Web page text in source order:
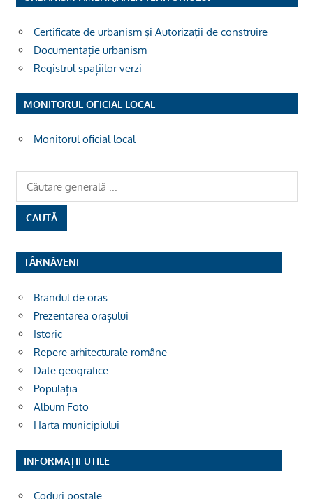
Certificate de urbanism și Autorizații de construire
Documentație urbanism
Registrul spațiilor verzi
MONITORUL OFICIAL LOCAL
Monitorul oficial local
TÂRNĂVENI
Brandul de oras
Prezentarea orașului
Istoric
Repere arhitecturale române
Date geografice
Populația
Album Foto
Harta municipiului
INFORMAȚII UTILE
Coduri poștale